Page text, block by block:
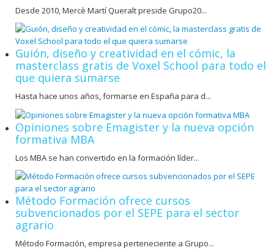
Desde 2010, Mercè Martí Queralt preside Grupo20...
Guión, diseño y creatividad en el cómic, la
masterclass gratis de Voxel School para todo el
que quiera sumarse
Hasta hace unos años, formarse en España para d...
Opiniones sobre Emagister y la nueva opción
formativa MBA
Los MBA se han convertido en la formación líder...
Método Formación ofrece cursos
subvencionados por el SEPE para el sector
agrario
Método Formación, empresa perteneciente a Grupo...